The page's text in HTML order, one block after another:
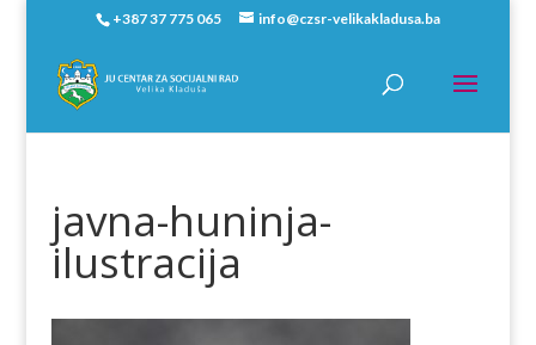
+387 37 775 065 info@czsr-velikakladusa.ba
javna-huninja-
ilustracija